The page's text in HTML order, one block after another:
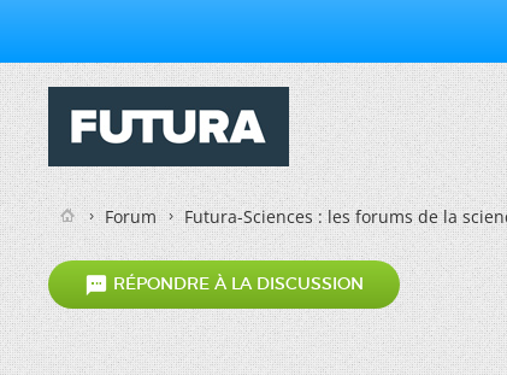
Forum Futura-Sciences : les forums de la
 RÉPONDRE À LA DISCUSSION